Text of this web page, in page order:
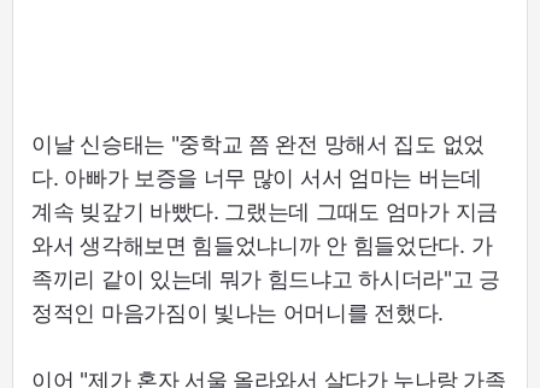
이날 신승태는 "중학교 쯤 완전 망해서 집도 없었
다. 아빠가 보증을 너무 많이 서서 엄마는 버는데
계속 빚갚기 바빴다. 그랬는데 그때도 엄마가 지금
와서 생각해보면 힘들었냐니까 안 힘들었단다. 가
족끼리 같이 있는데 뭐가 힘드냐고 하시더라"고 긍
정적인 마음가짐이 빛나는 어머니를 전했다.
이어 "제가 혼자 서울 올라와서 살다가 누나랑 가족